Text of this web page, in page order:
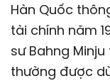
Hàn Quốc
tài chính năm
sư Bahng
thường được